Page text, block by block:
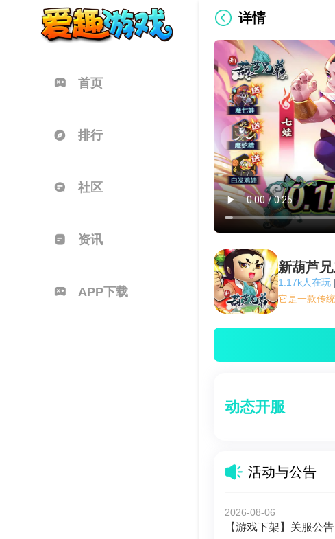
首页
排行
社区
资讯
APP下载
详情
新葫芦
1.17k人在玩 |
它是一款传
动态开服
活动与公告
2026-08-06
【游戏下架】关服公告